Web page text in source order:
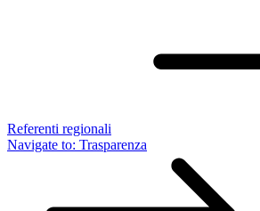
Referenti regionali
Navigate to: Trasparenza